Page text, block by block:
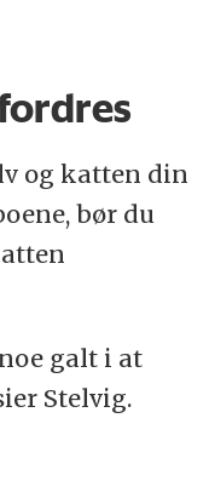
og katten din
bør du
galt i at
Stelvig.